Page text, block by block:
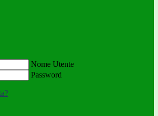
Nome Utente
Password